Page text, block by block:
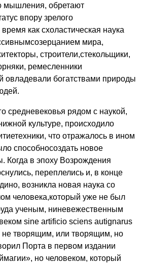
мышления, обретают
впору зрелого
как схоластическая наука
мира,
строители,стекольщики,
ремесленники
овладевали богатствами природы
средневековья рядом с наукой,
культуре, происходило
что отражалось в ином
способносоздать новое
Когда в эпоху Возрождения
переплелись и, в конце
возникла новая наука со
человека,который уже не был
ученым, ниневежественным
sine artificio sciens autignarus
творящим, или творящим, но
Порта в первом издании
но человеком, который